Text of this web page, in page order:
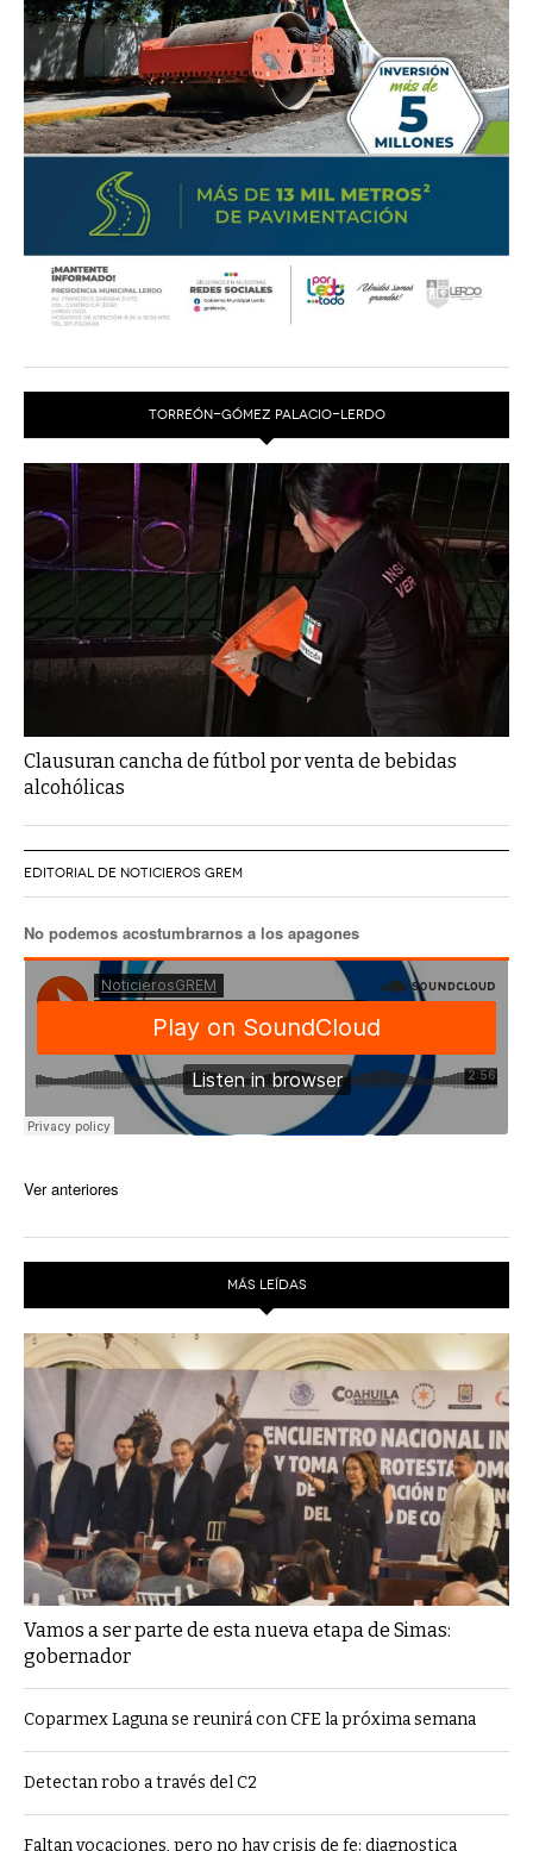
TORREÓN-GÓMEZ PALACIO-LERDO
Clausuran cancha de fútbol por venta de bebidas
alcohólicas
EDITORIAL DE NOTICIEROS GREM
No podemos acostumbrarnos a los apagones
Ver anteriores
MÁS LEÍDAS
Vamos a ser parte de esta nueva etapa de Simas:
gobernador
Coparmex Laguna se reunirá con CFE la próxima semana
Detectan robo a través del C2
Faltan vocaciones, pero no hay crisis de fe: diagnostica